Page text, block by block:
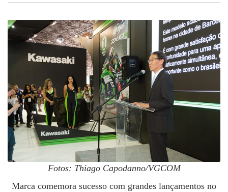
Fotos: Thiago Capodanno/VGCOM
Marca comemora sucesso com grandes lançamentos no